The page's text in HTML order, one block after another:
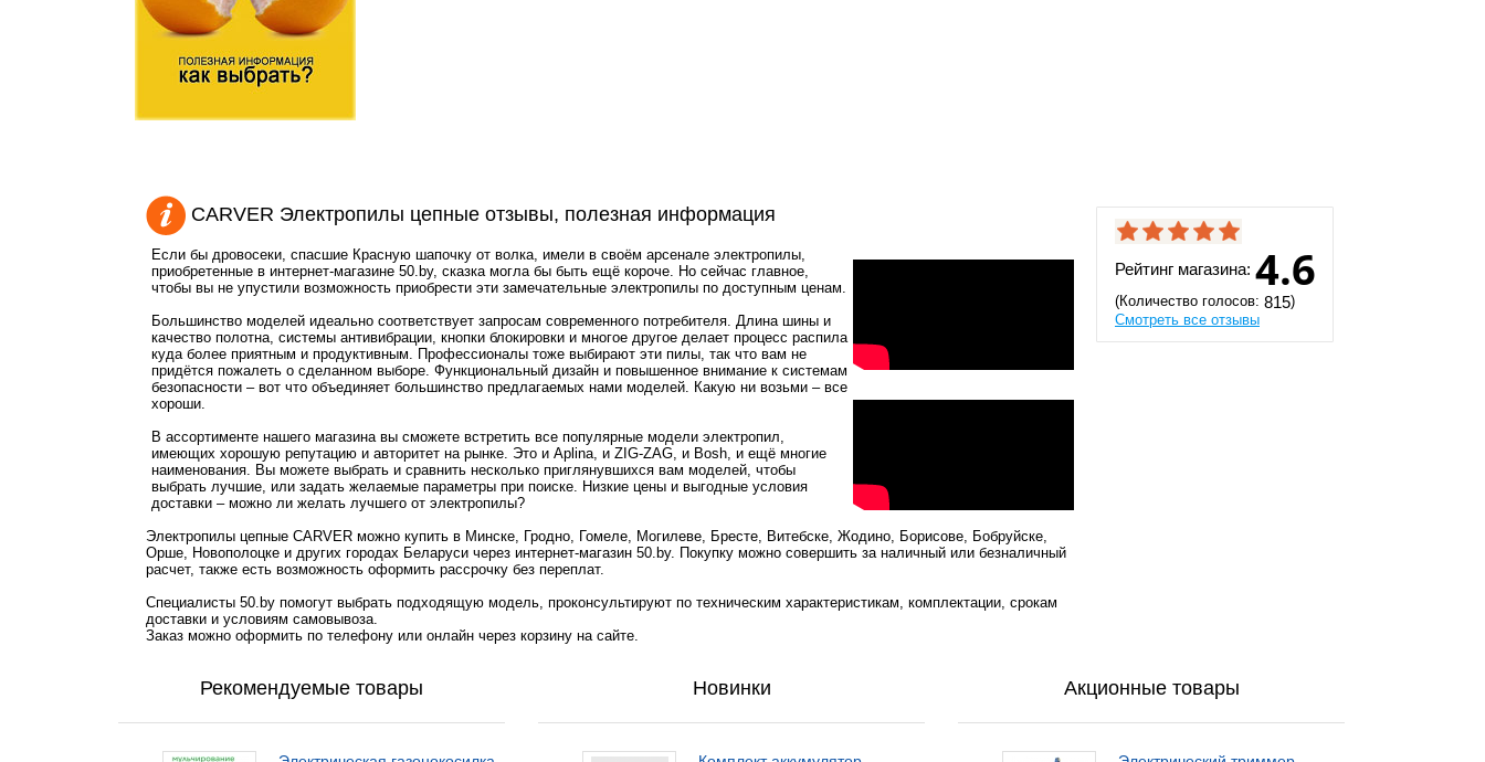
CARVER Электропилы цепные отзывы, полезная информация
Если бы дровосеки, спасшие Красную шапочку от волка, имели в своём арсенале электропилы,
приобретенные в интернет-магазине 50.by, сказка могла бы быть ещё короче. Но сейчас главное,
чтобы вы не упустили возможность приобрести эти замечательные электропилы по доступным ценам.
Большинство моделей идеально соответствует запросам современного потребителя. Длина шины и
качество полотна, системы антивибрации, кнопки блокировки и многое другое делает процесс распила
куда более приятным и продуктивным. Профессионалы тоже выбирают эти пилы, так что вам не
придётся пожалеть о сделанном выборе. Функциональный дизайн и повышенное внимание к системам
безопасности – вот что объединяет большинство предлагаемых нами моделей. Какую ни возьми – все
хороши.
В ассортименте нашего магазина вы сможете встретить все популярные модели электропил,
имеющих хорошую репутацию и авторитет на рынке. Это и Aplina, и ZIG-ZAG, и Bosh, и ещё многие
наименования. Вы можете выбрать и сравнить несколько приглянувшихся вам моделей, чтобы
выбрать лучшие, или задать желаемые параметры при поиске. Низкие цены и выгодные условия
доставки – можно ли желать лучшего от электропилы?
Электропилы цепные CARVER можно купить в Минске, Гродно, Гомеле, Могилеве, Бресте, Витебске, Жодино, Борисове, Бобруйске,
Орше, Новополоцке и других городах Беларуси через интернет-магазин 50.by. Покупку можно совершить за наличный или безналичный
расчет, также есть возможность оформить рассрочку без переплат.
Специалисты 50.by помогут выбрать подходящую модель, проконсультируют по техническим характеристикам, комплектации, срокам
доставки и условиям самовывоза.
Заказ можно оформить по телефону или онлайн через корзину на сайте.
Рейтинг магазина: 4.6
(Количество голосов: 815)
Смотреть все отзывы
Рекомендуемые товары Новинки Акционные товары